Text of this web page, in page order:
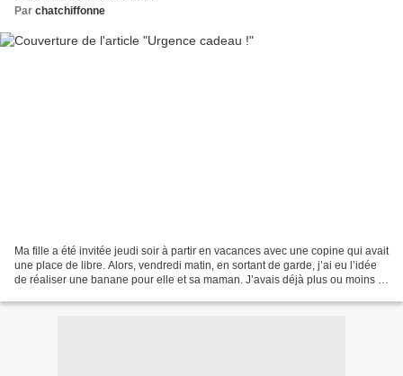
Par chatchiffonne
Ma fille a été invitée jeudi soir à partir en vacances avec une copine qui avait
une place de libre. Alors, vendredi matin, en sortant de garde, j’ai eu l’idée
de réaliser une banane pour elle et sa maman. J’avais déjà plus ou moins le